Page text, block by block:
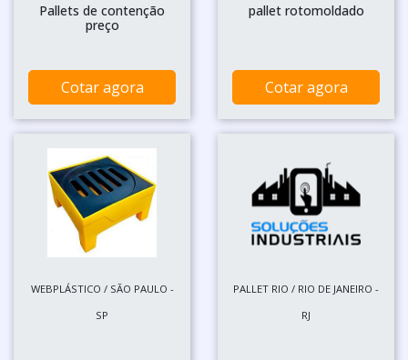
Pallets de contenção
preço
Cotar agora
pallet rotomoldado
Cotar agora
WEBPLÁSTICO / SÃO PAULO -
SP
PALLET RIO / RIO DE JANEIRO -
RJ